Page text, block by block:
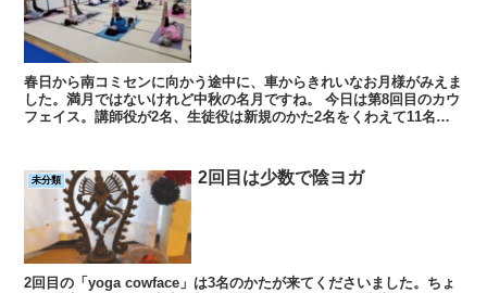
春日から南コミセンに向かう途中に、車からきれいなお月様がみえま
した。満月ではないけれど中秋の名月ですね。 今日は第8回目のカウ
フェイス。講師役が2名、生徒役は新規のかた2名をくわえて11名、
未分類 2回目は少数で陰ヨガ
2回目の「yoga cowface」は3名のかたが来てくださいました。ちょ